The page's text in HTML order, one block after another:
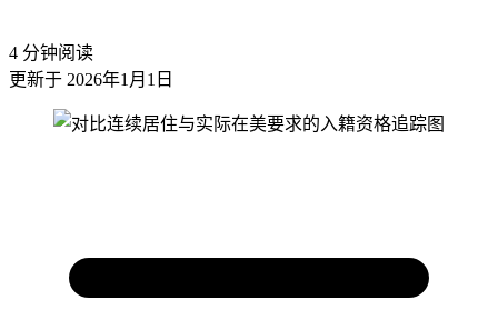
4 分钟阅读
更新于 2026年1月1日